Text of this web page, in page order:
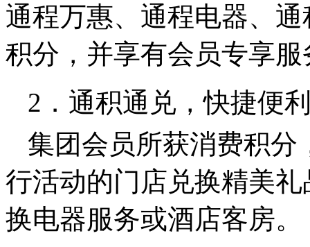
通程万惠、通程电器、
积分，并享有会员专享
2．通积通兑，快捷便
集团会员所获消费积分
行活动的门店兑换精美
换电器服务或酒店客房。